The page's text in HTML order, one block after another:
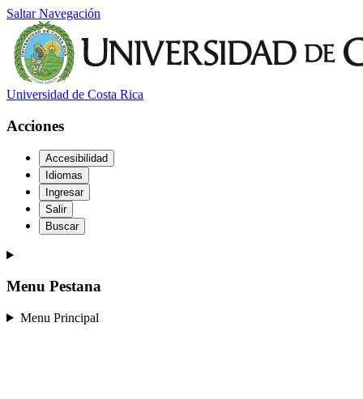
Saltar Navegación
Universidad de Costa Rica
Acciones
Accesibilidad
Idiomas
Ingresar
Salir
Buscar
Menu Pestana
Menu Principal